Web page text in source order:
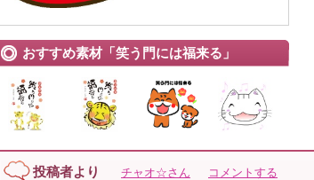
おすすめ素材「笑う門には福来る」
投稿者より チャオ☆さん コメントする